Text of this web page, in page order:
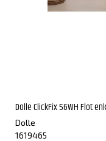
Dolle ClickFix 56WH Flot
Dolle
1619465